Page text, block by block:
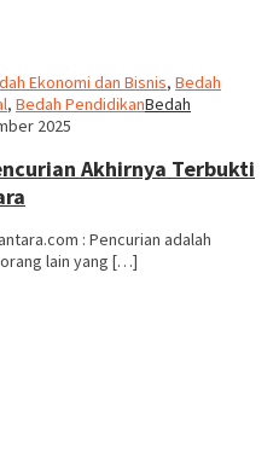
Ekonomi dan Bisnis, Bedah
, Bedah PendidikanBedah
2025
Akhirnya Terbukti
: Pencurian adalah
lain yang […]